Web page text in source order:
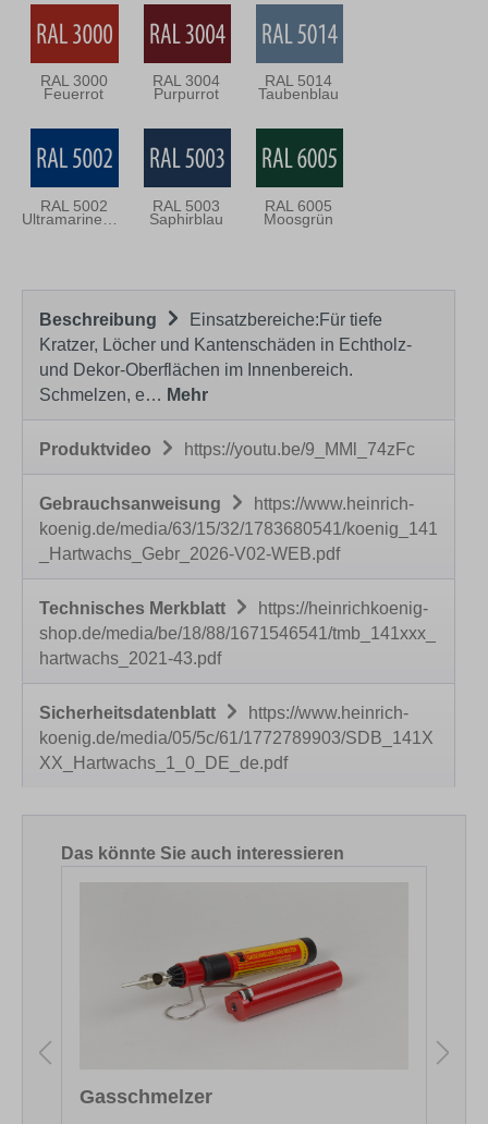
RAL 3000
Feuerrot
RAL 3004
Purpurrot
RAL 5014
Taubenblau
RAL 5002 RAL 5003
Saphirblau
RAL 6005
Moosgrün
Beschreibung
Einsatzbereiche:Für tiefe
Kratzer, Löcher und Kantenschäden in Echtholz-
und Dekor-Oberflächen im Innenbereich.
Schmelzen, e… Mehr
Produktvideo https://youtu.be/9_MMl_74zFc
Gebrauchsanweisung
https://www.heinrich-
koenig.de/media/63/15/32/1783680541/koenig_141
_Hartwachs_Gebr_2026-V02-WEB.pdf
Technisches Merkblatt
https://heinrichkoenig-
shop.de/media/be/18/88/1671546541/tmb_141xxx_
hartwachs_2021-43.pdf
Sicherheitsdatenblatt
https://www.heinrich-
koenig.de/media/05/5c/61/1772789903/SDB_141X
XX_Hartwachs_1_0_DE_de.pdf
Produktgalerie überspringen
Das könnte Sie auch interessieren
Gasschmelzer